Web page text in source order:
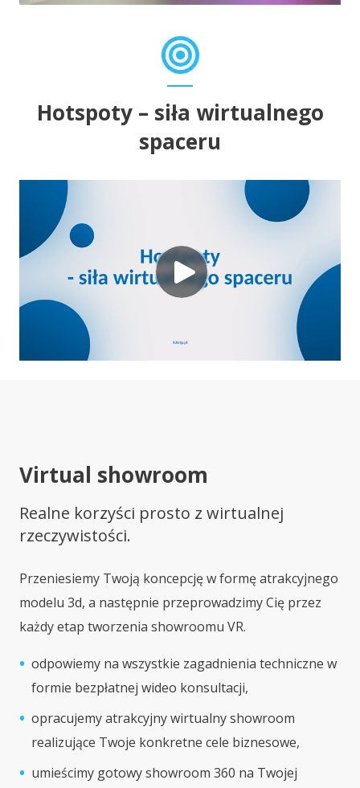
Hotspoty – siła wirtualnego
spaceru
Virtual showroom
Realne korzyści prosto z wirtualnej
rzeczywistości.
Przeniesiemy Twoją koncepcję w formę atrakcyjnego
modelu 3d, a następnie przeprowadzimy Cię przez
każdy etap tworzenia showroomu VR.
odpowiemy na wszystkie zagadnienia techniczne w
formie bezpłatnej wideo konsultacji,
opracujemy atrakcyjny wirtualny showroom
realizujące Twoje konkretne cele biznesowe,
umieścimy gotowy showroom 360 na Twojej